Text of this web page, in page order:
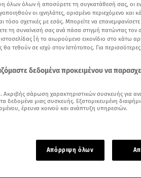
μας στα αποτελέσματα αναζήτησης
star.gr on Google
του Mystery Box, αποφάσισε να
ζωντανά και από όπου
όλων όλων ή αποσύρετε τη συγκατάθεσή σας, οι
οι ιχνηλάτες, ορισμένο περιεχόμενο και
τόσο σχετικές με εσάς. Μπορείτε να
τη συναίνεσή σας ανά πάσα στιγμή πατώντας τον
[ή το αιωρούμενο εικονίδιο στο κάτω
θα τεθούν σε ισχύ στον Ιστότοπος. Για
δεδομένα προκειμένου να
σάρωση χαρακτηριστικών συσκευής για
μιας συσκευής. Εξατομικευμένη
έρευνα κοινού και ανάπτυξη υπηρεσιών.
Απόρριψη όλων